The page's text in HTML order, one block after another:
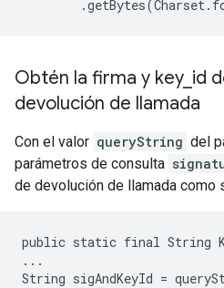
Obtén la firma y key_ id
devolución de llamada
Con el valor queryString del
parámetros de consulta
de devolución de llamada como
public static final String
...
String sigAndKeyId =